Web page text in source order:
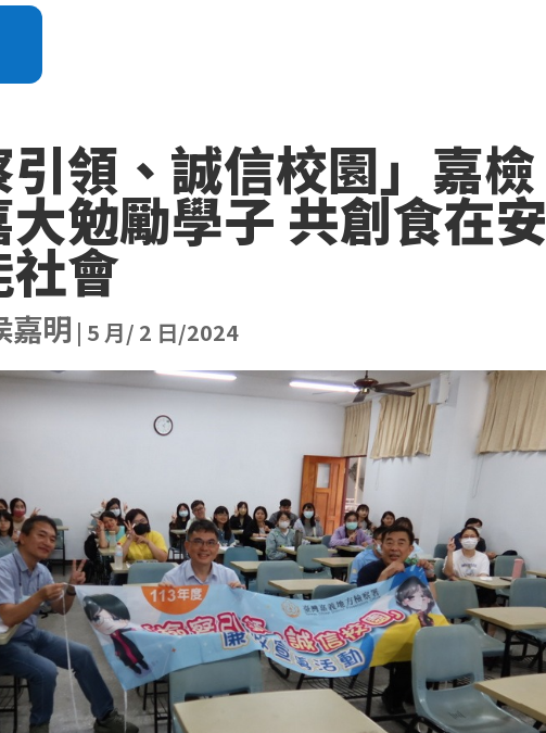
引領、誠信校園」嘉檢
勉勵學子 共創食在安
會
嘉明 | 5 月/ 2 日/2024